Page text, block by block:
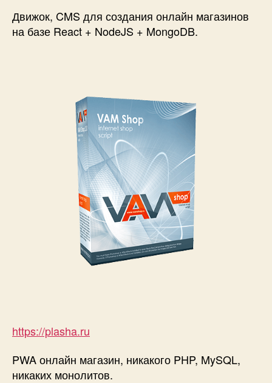
Движок, CMS для создания онлайн магазинов
на базе React + NodeJS + MongoDB.
https://plasha.ru
PWA онлайн магазин, никакого PHP, MySQL,
никаких монолитов.